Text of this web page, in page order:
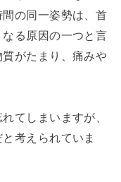
の同一姿勢は、首
る原因の一つと言
がたまり、痛みや
てしまいますが、
考えられていま